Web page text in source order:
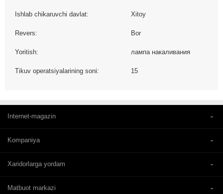
Ishlab chikaruvchi davlat: Xitoy
Revers: Bor
Yoritish: лампа накаливания
Tikuv operatsiyalarining soni: 15
Internet-magazin
Kompaniya
Xaridorlarga yordam
Matbuot markazi